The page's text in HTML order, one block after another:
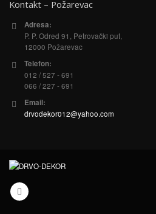
Kontakt – Požarevac
Adresa:
P. P. Odred 91, Petrovački put,
12000 Požarevac
Telefon:
012 / 527 - 691
066 / 227 - 691
Email:
drvodekor012@yahoo.com